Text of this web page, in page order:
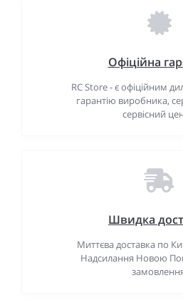
Офіційна
RC Store - є офіційним
гарантію виробника,
сервісний
Швидка
Миттєва доставка по
Надсилання Новою